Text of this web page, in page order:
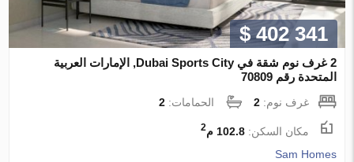
$ 402 341
2 غرف نوم شقة في Dubai Sports City, الإمارات العربية
المتحدة رقم 70809
غرف نوم:2 الحمامات:2
مكان السكن:102.8 م 2
Sam Homes